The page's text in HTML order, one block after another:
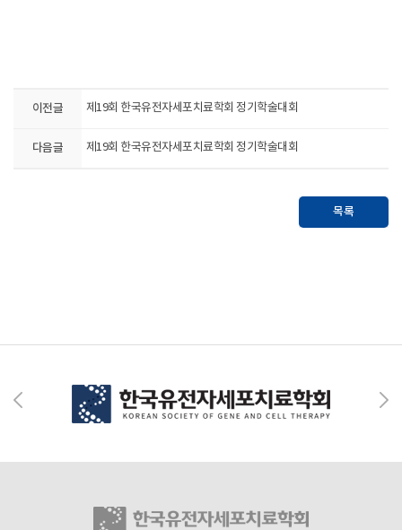
이전글 제19회 한국유전자세포치료학회 정기학술대회
다음글 제19회 한국유전자세포치료학회 정기학술대회
목록